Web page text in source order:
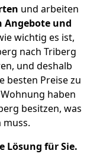
und arbeiten
Angebote und
wichtig es ist,
nach Triberg
und deshalb
besten Preise zu
haben
besitzen, was
Lösung für Sie.